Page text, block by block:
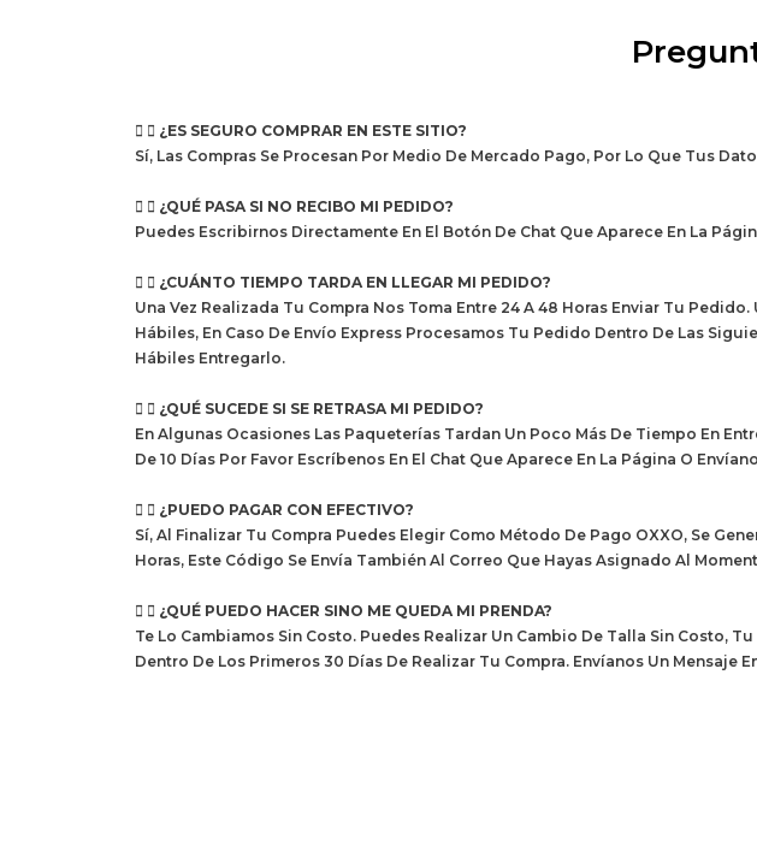
¿ES SEGURO COMPRAR EN ESTE SITIO?
Sí, Las Compras Se Procesan Por Medio De Mercado Pago, Por Lo Que Tus
¿QUÉ PASA SI NO RECIBO MI PEDIDO?
Puedes Escribirnos Directamente En El Botón De Chat Que Aparece En La
¿CUÁNTO TIEMPO TARDA EN LLEGAR MI PEDIDO?
Una Vez Realizada Tu Compra Nos Toma Entre 24 A 48 Horas Enviar Tu
Hábiles, En Caso De Envío Express Procesamos Tu Pedido Dentro De Las
Hábiles Entregarlo.
¿QUÉ SUCEDE SI SE RETRASA MI PEDIDO?
En Algunas Ocasiones Las Paqueterías Tardan Un Poco Más De Tiempo En
De 10 Días Por Favor Escríbenos En El Chat Que Aparece En La Página O
¿PUEDO PAGAR CON EFECTIVO?
Sí, Al Finalizar Tu Compra Puedes Elegir Como Método De Pago OXXO, Se
Horas, Este Código Se Envía También Al Correo Que Hayas Asignado Al
¿QUÉ PUEDO HACER SINO ME QUEDA MI PRENDA?
Te Lo Cambiamos Sin Costo. Puedes Realizar Un Cambio De Talla Sin Costo,
Dentro De Los Primeros 30 Días De Realizar Tu Compra. Envíanos Un Mensaje